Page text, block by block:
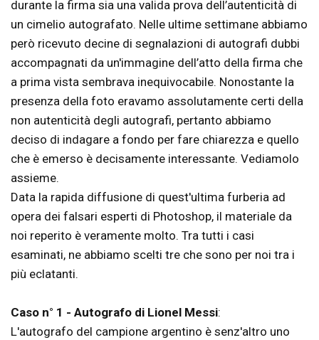
durante la firma sia una valida prova dell’autenticità di
un cimelio autografato. Nelle ultime settimane abbiamo
però ricevuto decine di segnalazioni di autografi dubbi
accompagnati da un'immagine dell’atto della firma che
a prima vista sembrava inequivocabile. Nonostante la
presenza della foto eravamo assolutamente certi della
non autenticità degli autografi, pertanto abbiamo
deciso di indagare a fondo per fare chiarezza e quello
che è emerso è decisamente interessante. Vediamolo
assieme.
Data la rapida diffusione di quest'ultima furberia ad
opera dei falsari esperti di Photoshop, il materiale da
noi reperito è veramente molto. Tra tutti i casi
esaminati, ne abbiamo scelti tre che sono per noi tra i
più eclatanti.
Caso n° 1 - Autografo di Lionel Messi:
L'autografo del campione argentino è senz'altro uno